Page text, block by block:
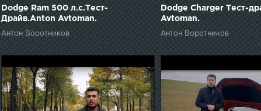
Dodge Ram 500 л.с.Тест-
Драйв.Anton Avtoman.
Антон Воротников
Dodge Charger Тест-
Avtoman.
Антон Воротников